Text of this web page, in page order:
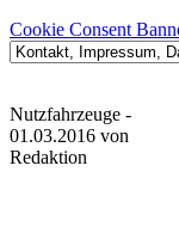
Cookie Consent
Nutzfahrzeuge -
01.03.2016 von
Redaktion